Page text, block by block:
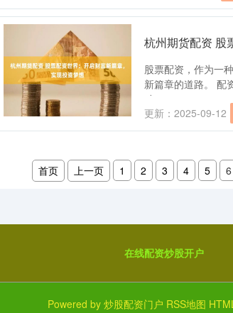
杭州期货配资 股
股票配资，作为一
新篇章的道路。 配
动....
更新：2025-09-12
首页 上一页 1 2 3 4 5 6
在线配资炒股开户
Powered by 炒股配资门户 RSS地图